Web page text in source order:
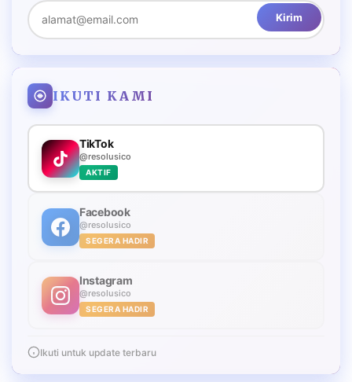
Kirim
IKUTI KAMI
TikTok
@resolusico
AKTIF
Facebook
@resolusico
SEGERA HADIR
Instagram
@resolusico
SEGERA HADIR
Ikuti untuk update terbaru